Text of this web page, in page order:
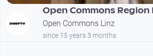
Open Commons Region
Open Commons Linz
since 15 years 3 months